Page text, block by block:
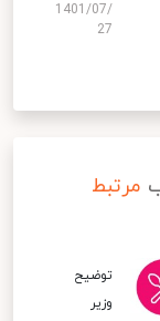
1401/07/
27
مرتبط
توضیح
وزیر